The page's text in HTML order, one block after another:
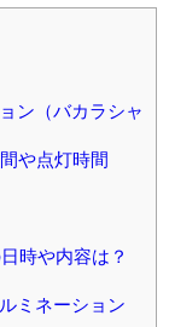
ン（バカラシャ
や点灯時間
時や内容は？
ミネーション